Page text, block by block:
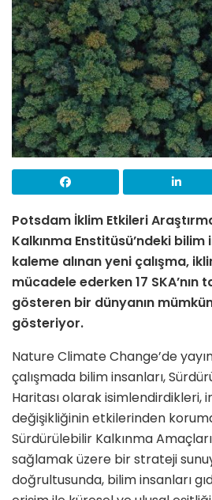
Potsdam İklim Etkileri
Kalkınma Enstitüsü’ndeki
kaleme alınan yeni çalışma,
mücadele ederken 17 SKA’nın
gösteren bir dünyanın
gösteriyor.
Nature Climate Change’de
çalışmada bilim insanları,
Haritası olarak isimlendirdikleri,
değişikliğinin etkilerinden
Sürdürülebilir Kalkınma
sağlamak üzere bir strateji
doğrultusunda, bilim insanları